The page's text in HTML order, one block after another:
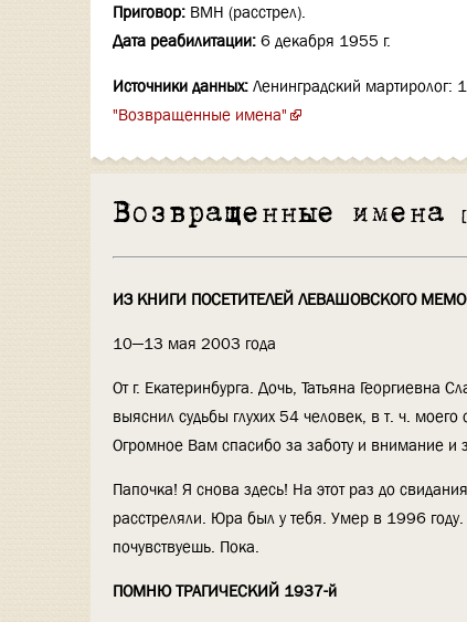
Приговор: ВМН (расстрел).
Дата реабилитации: 6 декабря 1955 г.
Источники данных: Ленинградский мартиролог:
"Возвращенные имена"
Возвращенные имена [
ИЗ КНИГИ ПОСЕТИТЕЛЕЙ ЛЕВАШОВСКОГО
10—13 мая 2003 года
От г. Екатеринбурга. Дочь, Татьяна
выяснил судьбы глухих 54 человек, в т. ч.
Огромное Вам спасибо за заботу и внимание и
Папочка! Я снова здесь! На этот раз до
расстреляли. Юра был у тебя. Умер в 1996
почувствуешь. Пока.
ПОМНЮ ТРАГИЧЕСКИЙ 1937-й